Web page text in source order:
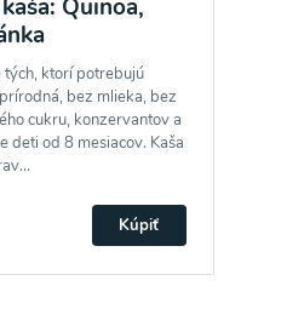
Quinoa,
ktorí potrebujú
bez mlieka, bez
cukru, konzervantov a
deti od 8 mesiacov. Kaša
Kúpiť